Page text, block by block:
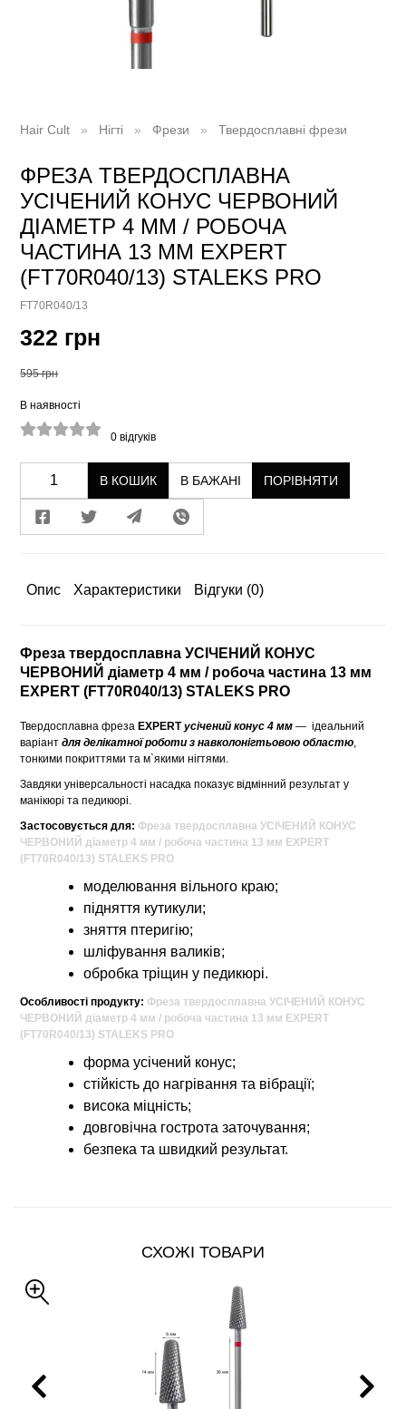
Hair Cult Нігті Фрези Твердосплавні фрези
ФРЕЗА ТВЕРДОСПЛАВНА
УСІЧЕНИЙ КОНУС ЧЕРВОНИЙ
ДІАМЕТР 4 ММ / РОБОЧА
ЧАСТИНА 13 ММ EXPERT
(FT70R040/13) STALEKS PRO
FT70R040/13
322 грн
595 грн
В наявності
0 відгуків
В КОШИК В БАЖАНІ ПОРІВНЯТИ
Опис Характеристики Відгуки (0)
Фреза твердосплавна УСІЧЕНИЙ КОНУС
ЧЕРВОНИЙ діаметр 4 мм / робоча частина 13 мм
EXPERT (FT70R040/13) STALEKS PRO
Твердосплавна фреза EXPERTусічений конус 4 мм— ідеальний
варіантдля делікатної роботи з навколонігтьовою областю,
тонкими покриттями та м`якими нігтями.
Завдяки універсальності насадка показує відмінний результат у
манікюрі та педикюрі.
Застосовується для: Фреза твердосплавна УСІЧЕНИЙ КОНУС
ЧЕРВОНИЙ діаметр 4 мм / робоча частина 13 мм EXPERT
(FT70R040/13) STALEKS PRO
моделювання вільного краю;
підняття кутикули;
зняття птеригію;
шліфування валиків;
обробка тріщин у педикюрі.
Особливості продукту:Фреза твердосплавна УСІЧЕНИЙ КОНУС
ЧЕРВОНИЙ діаметр 4 мм / робоча частина 13 мм EXPERT
(FT70R040/13) STALEKS PRO
форма усічений конус;
стійкість до нагрівання та вібрації;
висока міцність;
довговічна гострота заточування;
безпека та швидкий результат.
СХОЖІ ТОВАРИ